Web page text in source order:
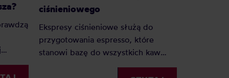
ciśnieniowego
Ekspresy ciśnieniowe służą do
przygotowania espresso, które
stanowi bazę do wszystkich kaw
mlecznych. Jeśli posiadacie taki